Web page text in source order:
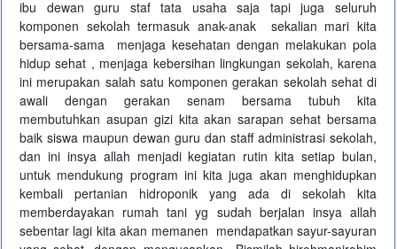
ibu dewan guru staf tata usaha saja tapi juga seluruh
komponen sekolah termasuk anak-anak sekalian mari kita
bersama-sama menjaga kesehatan dengan melakukan pola
hidup sehat , menjaga kebersihan lingkungan sekolah, karena
ini merupakan salah satu komponen gerakan sekolah sehat di
awali dengan gerakan senam bersama tubuh kita
membutuhkan asupan gizi kita akan sarapan sehat bersama
baik siswa maupun dewan guru dan staff administrasi sekolah,
dan ini insya allah menjadi kegiatan rutin kita setiap bulan,
untuk mendukung program ini kita juga akan menghidupkan
kembali pertanian hidroponik yang ada di sekolah kita
memberdayakan rumah tani yg sudah berjalan insya allah
sebentar lagi kita akan memanen mendapatkan sayur-sayuran